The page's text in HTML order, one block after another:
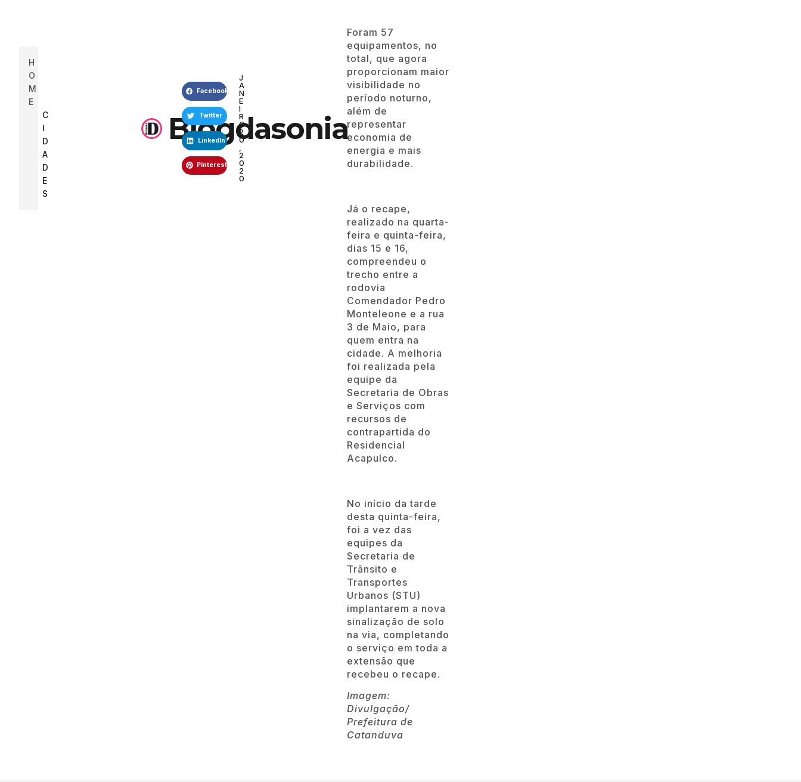
H
O
M
E
C
I
D
A
D
E
S
Blogdasonia
Facebook
Twitter
LinkedIn
Pinterest
J
A
N
E
I
R
O
2
0
2
0
2
0
Foram 57
equipamentos, no
total, que agora
proporcionam maior
visibilidade no
período noturno,
além de
representar
economia de
energia e mais
durabilidade.
Já o recape,
realizado na quarta-
feira e quinta-feira,
dias 15 e 16,
compreendeu o
trecho entre a
rodovia
Comendador Pedro
Monteleone e a rua
3 de Maio, para
quem entra na
cidade. A melhoria
foi realizada pela
equipe da
Secretaria de Obras
e Serviços com
recursos de
contrapartida do
Residencial
Acapulco.
No início da tarde
desta quinta-feira,
foi a vez das
equipes da
Secretaria de
Trânsito e
Transportes
Urbanos (STU)
implantarem a nova
sinalização de solo
na via, completando
o serviço em toda a
extensão que
recebeu o recape.
Imagem:
Divulgação/
Prefeitura de
Catanduva